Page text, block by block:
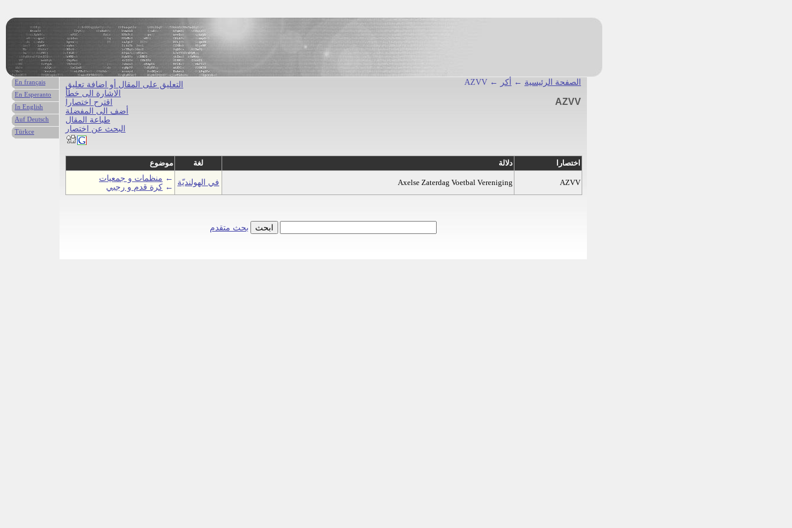
التعليق على المقال أو اضافة تعليق
الاشارة الى خطأ
اقترح اختصارا
أضف الى المفضلة
طباعة المقال
البحث عن اختصار
الصفحة الرئيسية ← أكر ← AZVV
AZVV
موضوع لغة دلالة
اختصارا
← منظمات و جمعيات
← كرة قدم و رجبي
في الهولنديّة Axelse Zaterdag Voetbal Vereniging AZVV
بحث متقدم
En français
En Esperanto
In English
Auf Deutsch
Türkce